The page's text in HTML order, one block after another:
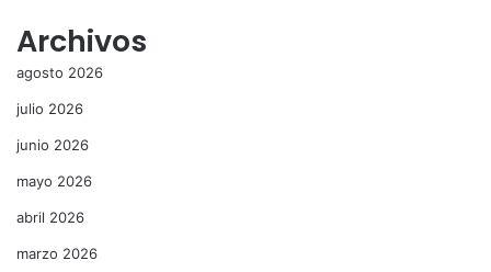
Archivos
agosto 2026
julio 2026
junio 2026
mayo 2026
abril 2026
marzo 2026